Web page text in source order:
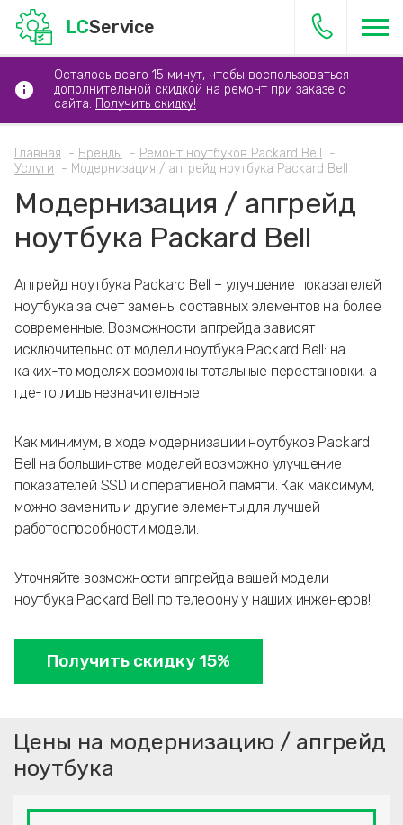
LCService
Осталось всего 15 минут, чтобы воспользоваться
дополнительной скидкой на ремонт при заказе с
сайта. Получить скидку!
Главная Бренды
Ремонт ноутбуков Packard Bell
Услуги
Модернизация / апгрейд ноутбука Packard Bell
Модернизация / апгрейд
ноутбука Packard Bell
Апгрейд ноутбука Packard Bell – улучшение показателей
ноутбука за счет замены составных элементов на более
современные. Возможности апгрейда зависят
исключительно от модели ноутбука Packard Bell: на
каких-то моделях возможны тотальные перестановки, а
где-то лишь незначительные.
Как минимум, в ходе модернизации ноутбуков Packard
Bell на большинстве моделей возможно улучшение
показателей SSD и оперативной памяти. Как максимум,
можно заменить и другие элементы для лучшей
работоспособности модели.
Уточняйте возможности апгрейда вашей модели
ноутбука Packard Bell по телефону у наших инженеров!
Получить скидку 15%
Цены на модернизацию / апгрейд
ноутбука